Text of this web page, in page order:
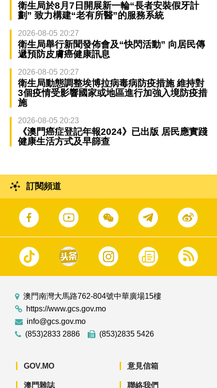
衛生局於8月7日開展新一輪“長者安裝假牙計
劃” 致力構建“老有所醫”的服務系統
2026-08-05 20:27
衛生局舉行新聞發佈會及“快閃活動” 向居民傳
遞預防皮膚癌健康訊息
2026-08-05 20:27
衛生局動態調整埃博拉病毒病防疫措施 維持對
3個疫情受影響國家或地區進行加強入境防疫措
施
2026-08-05 20:23
《澳門癌症登記年報2024》已出版 居民應實踐
健康生活方式及早篩查
訂閱頻道
澳門南灣大馬路762-804號中華廣場15樓
https://www.gcs.gov.mo
info@gcs.gov.mo
(853)2833 2886
(853)2835 5426
GOV.MO
澳門雜誌
意見信箱
聯絡我們